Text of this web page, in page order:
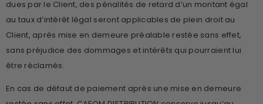
dues par le Client, des pénalités de retard d’un montant égal
au taux d’intérêt légal seront applicables de plein droit au
Client, après mise en demeure préalable restée sans effet,
sans préjudice des dommages et intérêts qui pourraient lui
être réclamés.
En cas de défaut de paiement après une mise en demeure